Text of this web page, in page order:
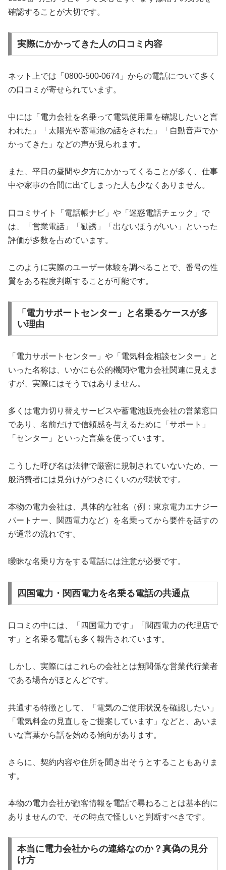
確認することが大切です。
実際にかかってきた人の口コミ内容
ネット上では「0800-500-0674」からの電話について多く
の口コミが寄せられています。
中には「電力会社を名乗って電気使用量を確認したいと言
われた」「太陽光や蓄電池の話をされた」「自動音声でか
かってきた」などの声が見られます。
また、平日の昼間や夕方にかかってくることが多く、仕事
中や家事の合間に出てしまった人も少なくありません。
口コミサイト「電話帳ナビ」や「迷惑電話チェック」で
は、「営業電話」「勧誘」「出ないほうがいい」といった
評価が多数を占めています。
このように実際のユーザー体験を調べることで、番号の性
質をある程度判断することが可能です。
「電力サポートセンター」と名乗るケースが多
い理由
「電力サポートセンター」や「電気料金相談センター」と
いった名称は、いかにも公的機関や電力会社関連に見えま
すが、実際にはそうではありません。
多くは電力切り替えサービスや蓄電池販売会社の営業窓口
であり、名前だけで信頼感を与えるために「サポート」
「センター」といった言葉を使っています。
こうした呼び名は法律で厳密に規制されていないため、一
般消費者には見分けがつきにくいのが現状です。
本物の電力会社は、具体的な社名（例：東京電力エナジー
パートナー、関西電力など）を名乗ってから要件を話すの
が通常の流れです。
曖昧な名乗り方をする電話には注意が必要です。
四国電力・関西電力を名乗る電話の共通点
口コミの中には、「四国電力です」「関西電力の代理店で
す」と名乗る電話も多く報告されています。
しかし、実際にはこれらの会社とは無関係な営業代行業者
である場合がほとんどです。
共通する特徴として、「電気のご使用状況を確認したい」
「電気料金の見直しをご提案しています」などと、あいま
いな言葉から話を始める傾向があります。
さらに、契約内容や住所を聞き出そうとすることもありま
す。
本物の電力会社が顧客情報を電話で尋ねることは基本的に
ありませんので、その時点で怪しいと判断すべきです。
本当に電力会社からの連絡なのか？真偽の見分
け方